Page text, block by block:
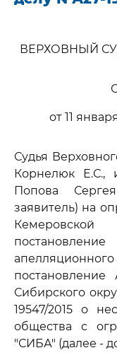
ВЕРХОВНЫЙ
от 11
Судья
Корнелюк Е.С.,
Попова
заявитель) на
Сибирского
19547/2015 о
общества с
"СИБА" (далее -